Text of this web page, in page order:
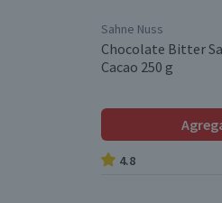
Sahne Nuss
Chocolate Bitter
Cacao 250 g
4.8